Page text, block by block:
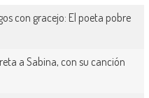
con gracejo: El poeta pobre
a Sabina, con su canción